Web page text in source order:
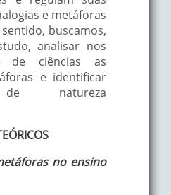
e metáforas
buscamos,
analisar nos
de ciências as
e identificar
de natureza
no ensino